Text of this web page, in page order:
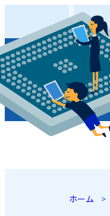
JP/EN
ホーム >